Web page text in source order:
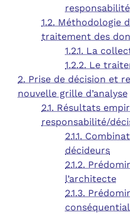
responsabilité
1.2. Méthodologie
traitement des
1.2.1. La
1.2.2. Le
2. Prise de décision et
nouvelle grille d’analyse
2.1. Résultats
responsabilité/
2.1.1.
décideurs
2.1.2.
l’architecte
2.1.3.